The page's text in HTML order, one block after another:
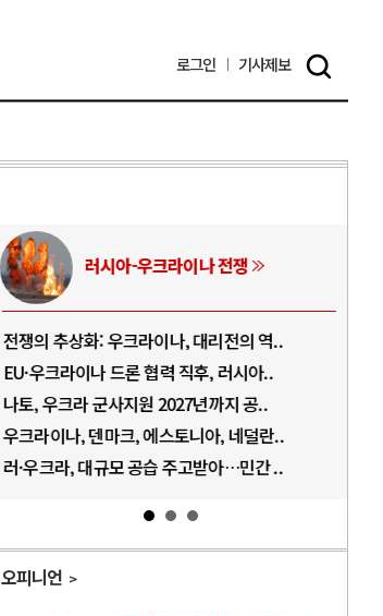
로그인 기사제보
러시아-우크라이나 전쟁
전쟁의 추상화: 우크라이나, 대리전의 역..
EU·우크라이나 드론 협력 직후, 러시아..
나토, 우크라 군사지원 2027년까지 공..
우크라이나, 덴마크, 에스토니아, 네덜란..
러·우크라, 대규모 공습 주고받아…민간 ..
오피니언